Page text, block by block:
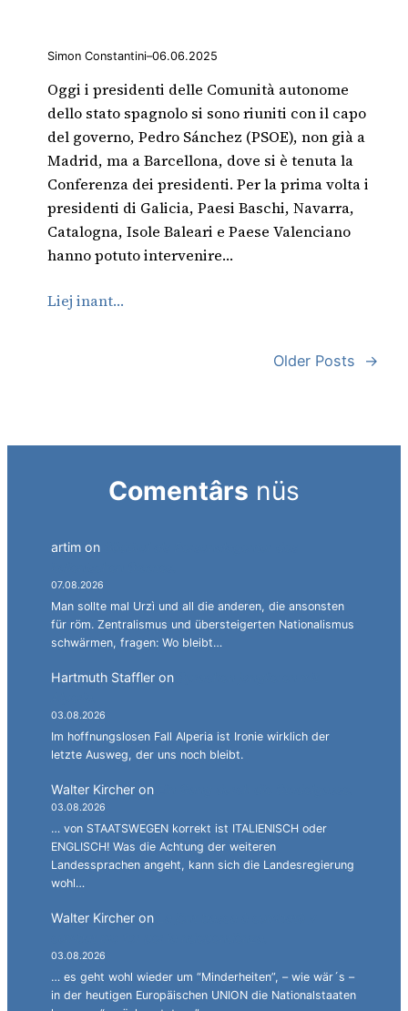
Simon Constantini–06.06.2025
Oggi i presidenti delle Comunità autonome
dello stato spagnolo si sono riuniti con il capo
del governo, Pedro Sánchez (PSOE), non già a
Madrid, ma a Barcellona, dove si è tenuta la
Conferenza dei presidenti. Per la prima volta i
presidenti di Galicia, Paesi Baschi, Navarra,
Catalogna, Isole Baleari e Paese Valenciano
hanno potuto intervenire…
Liej inant…
Older Posts →
Comentârs nüs
artim on
07.08.2026
Man sollte mal Urzì und all die anderen, die ansonsten
für röm. Zentralismus und übersteigerten Nationalismus
schwärmen, fragen: Wo bleibt…
Hartmuth Staffler on
03.08.2026
Im hoffnungslosen Fall Alperia ist Ironie wirklich der
letzte Ausweg, der uns noch bleibt.
Walter Kircher on
03.08.2026
… von STAATSWEGEN korrekt ist ITALIENISCH oder
ENGLISCH! Was die Achtung der weiteren
Landessprachen angeht, kann sich die Landesregierung
wohl…
Walter Kircher on
03.08.2026
… es geht wohl wieder um “Minderheiten”, – wie wär´s –
in der heutigen Europäischen UNION die Nationalstaaten